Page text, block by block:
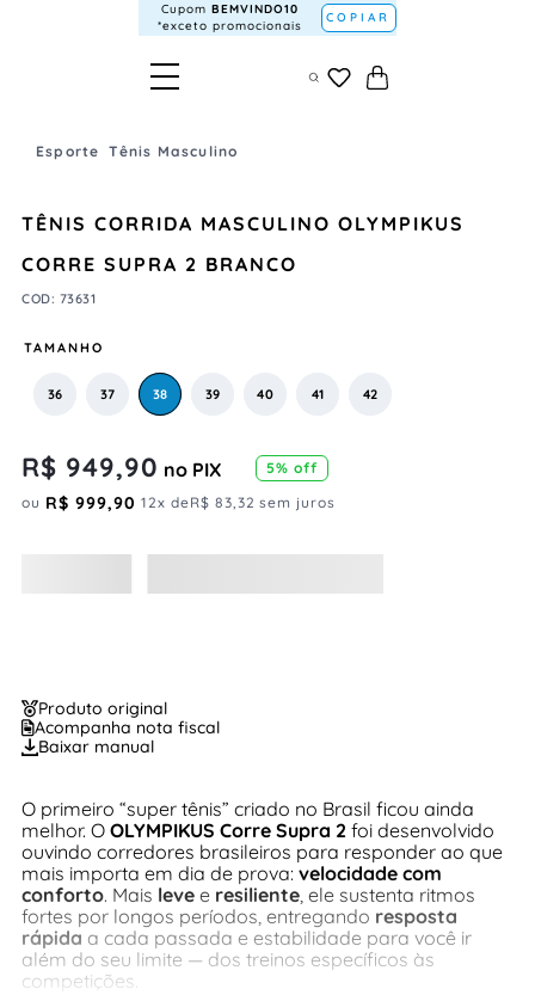
Cupom BEMVINDO10
*exceto promocionais
COPIAR
Esporte Tênis Masculino
TÊNIS CORRIDA MASCULINO OLYMPIKUS
CORRE SUPRA 2 BRANCO
COD: 73631
TAMANHO
36 37 38 39 40 41 42
R$ 949,90 no PIX 5% off
ou R$ 999,90 12x deR$ 83,32 sem juros
Produto original
Acompanha nota fiscal
Baixar manual
O primeiro “super tênis” criado no Brasil ficou ainda
melhor. O OLYMPIKUS Corre Supra 2 foi desenvolvido
ouvindo corredores brasileiros para responder ao que
mais importa em dia de prova: velocidade com
conforto. Mais leve e resiliente, ele sustenta ritmos
fortes por longos períodos, entregando resposta
rápida a cada passada e estabilidade para você ir
além do seu limite — dos treinos específicos às
competições.